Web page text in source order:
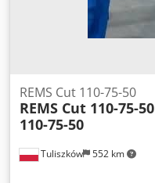
Tuliszków 552 km
REMS Cut 110-75-50
REMS Cut 110-75-50
110-75-50